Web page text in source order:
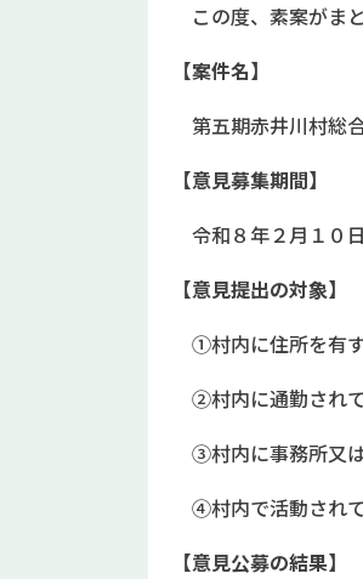
この度、素案がま
【案件名】
第五期赤井川村総
【意見募集期間】
令和８年２月１０
【意見提出の対象】
①村内に住所を有
②村内に通勤され
③村内に事務所又
④村内で活動され
【意見公募の結果】